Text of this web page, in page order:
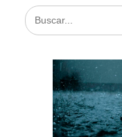
Buscar: